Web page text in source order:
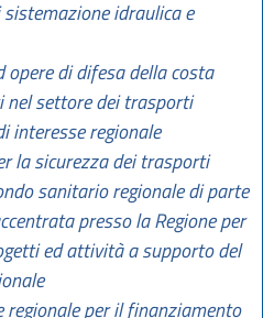
idraulica e
opere di difesa della costa
nel settore dei trasporti
interesse regionale
la sicurezza dei trasporti
sanitario regionale di parte
presso la Regione per
ed attività a supporto del
regionale per il finanziamento